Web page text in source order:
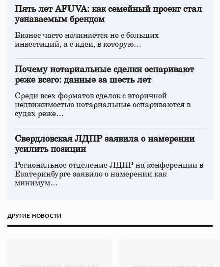
Пять лет AFUVA: как семейный проект стал
узнаваемым брендом
Бизнес часто начинается не с больших
инвестиций, а с идеи, в которую…
Почему нотариальные сделки оспаривают
реже всего: данные за шесть лет
Среди всех форматов сделок с вторичной
недвижимостью нотариальные оспариваются в
судах реже…
Свердловская ЛДПР заявила о намерении
усилить позиции
Региональное отделение ЛДПР на конференции в
Екатеринбурге заявило о намерении как
минимум…
ДРУГИЕ НОВОСТИ